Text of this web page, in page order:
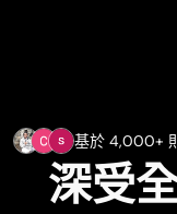
基於 4,000+
深受